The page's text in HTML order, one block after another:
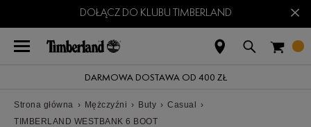
DOŁĄCZ DO KLUBU TIMBERLAND ×
DARMOWA DOSTAWA OD 400 ZŁ
Strona główna › Mężczyźni › Buty › Casual
›
TIMBERLAND WESTBANK 6 BOOT